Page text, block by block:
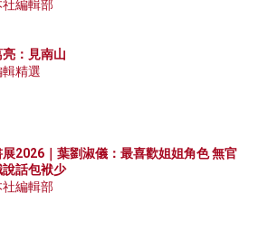
社編輯部
亮：見南山
輯精選
展2026｜葉劉淑儀：最喜歡姐姐角色 無官
說話包袱少
社編輯部